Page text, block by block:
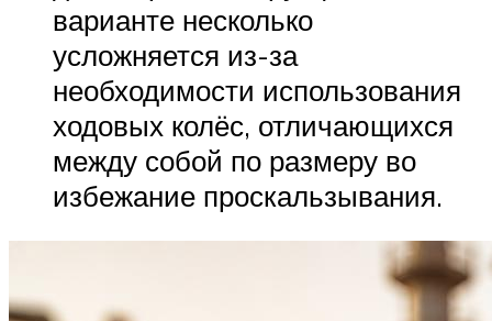
варианте несколько
усложняется из-за
необходимости использования
ходовых колёс, отличающихся
между собой по размеру во
избежание проскальзывания.